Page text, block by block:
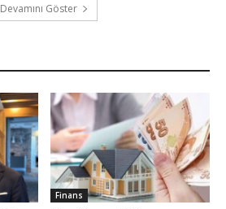
Devamını Göster
Finans